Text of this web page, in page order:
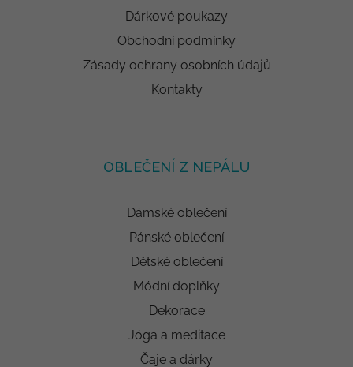
Dárkové poukazy
Obchodní podmínky
Zásady ochrany osobních údajů
Kontakty
OBLEČENÍ Z NEPÁLU
Dámské oblečení
Pánské oblečení
Dětské oblečení
Módní doplňky
Dekorace
Jóga a meditace
Čaje a dárky